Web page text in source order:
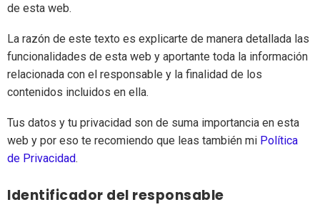
de esta web.
La razón de este texto es explicarte de manera detallada las
funcionalidades de esta web y aportante toda la información
relacionada con el responsable y la finalidad de los
contenidos incluidos en ella.
Tus datos y tu privacidad son de suma importancia en esta
web y por eso te recomiendo que leas también mi Política
de Privacidad.
Identificador del responsable